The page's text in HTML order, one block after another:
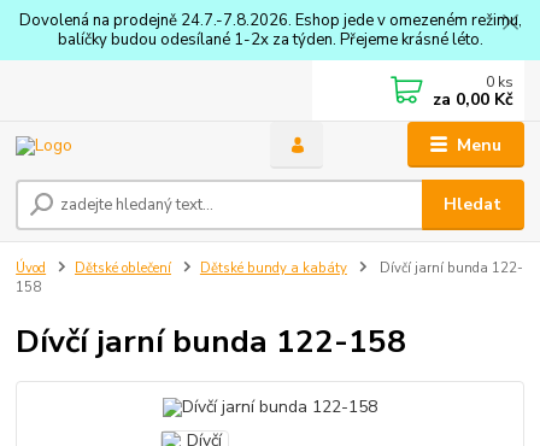
Dovolená na prodejně 24.7.-7.8.2026. Eshop jede v omezeném režimu,
balíčky budou odesílané 1-2x za týden. Přejeme krásné léto.
Menu
Hledat
0 ks
za 0,00 Kč
Úvod Dětské oblečení Dětské bundy a kabáty
Dívčí jarní bunda 122-
158
Dívčí jarní bunda 122-158